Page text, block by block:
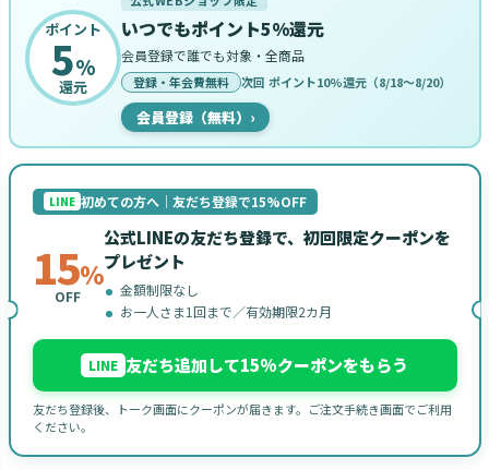
ポイント
5%
還元
いつでもポイント5%還元
会員登録で誰でも対象・全商品
登録・年会費無料 次回 ポイント10%還元（8/18〜8/20）
会員登録（無料） ›
LINE 初めての方へ｜友だち登録で15%OFF
15%
OFF
公式LINEの友だち登録で、初回限定クーポンを
プレゼント
金額制限なし
お一人さま1回まで／有効期限2カ月
LINE 友だち追加して15%クーポンをもらう
友だち登録後、トーク画面にクーポンが届きます。ご注文手続き画面でご利用
ください。